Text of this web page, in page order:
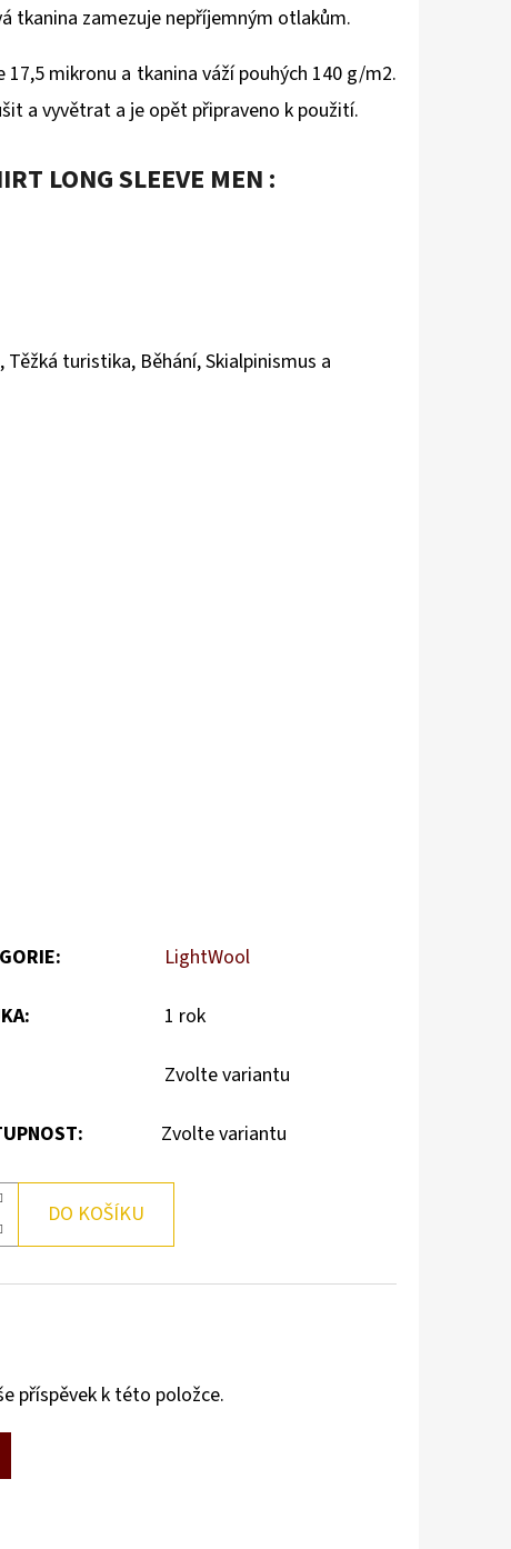
tkanina zamezuje nepříjemným otlakům.
mikronu a tkanina váží pouhých 140 g/m2.
a vyvětrat a je opět připraveno k použití.
LONG SLEEVE MEN :
turistika, Běhání, Skialpinismus a
: LightWool
: 1 rok
Zvolte variantu
Zvolte variantu
DO KOŠÍKU
příspěvek k této položce.